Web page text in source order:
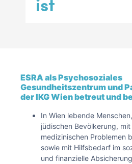
ESRA als Psychosoziales
Gesundheitszentrum und
der IKG Wien betreut und
In Wien lebende
jüdischen Bevölkerung,
medizinischen Problemen
sowie mit Hilfsbedarf im
und finanzielle